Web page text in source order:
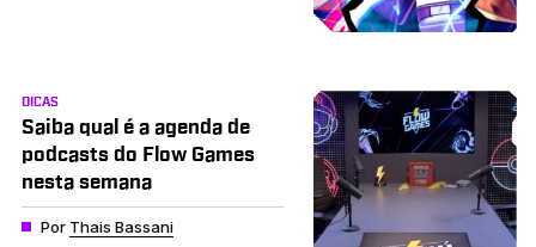
DICAS
Saiba qual é a agenda de
podcasts do Flow Games
nesta semana
Por Thais Bassani